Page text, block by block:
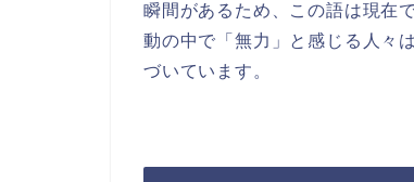
瞬間があるため、この語は現在
動の中で「無力」と感じる人々
づいています。